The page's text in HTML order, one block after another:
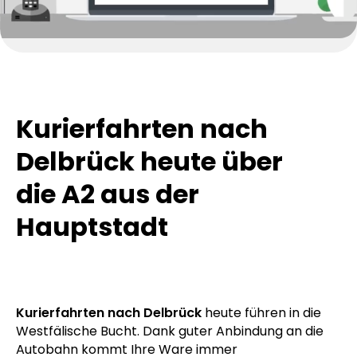
Kurierfahrten nach
Delbrück heute über
die A2 aus der
Hauptstadt
Kurierfahrten nach Delbrück heute führen in die
Westfälische Bucht. Dank guter Anbindung an die
Autobahn kommt Ihre Ware immer